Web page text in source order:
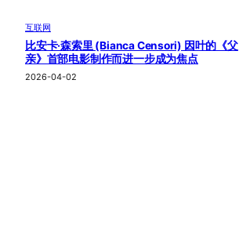
互联网
比安卡·森索里 (Bianca Censori) 因叶的《父
亲》首部电影制作而进一步成为焦点
2026-04-02